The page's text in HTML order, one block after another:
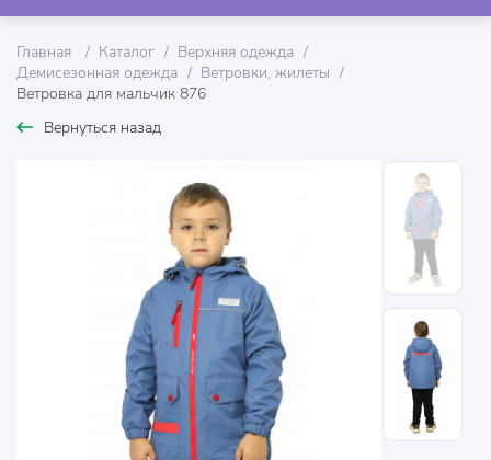
Главная Каталог
Верхняя одежда
Демисезонная одежда
Ветровки, жилеты
Ветровка для мальчик 876
Вернуться назад